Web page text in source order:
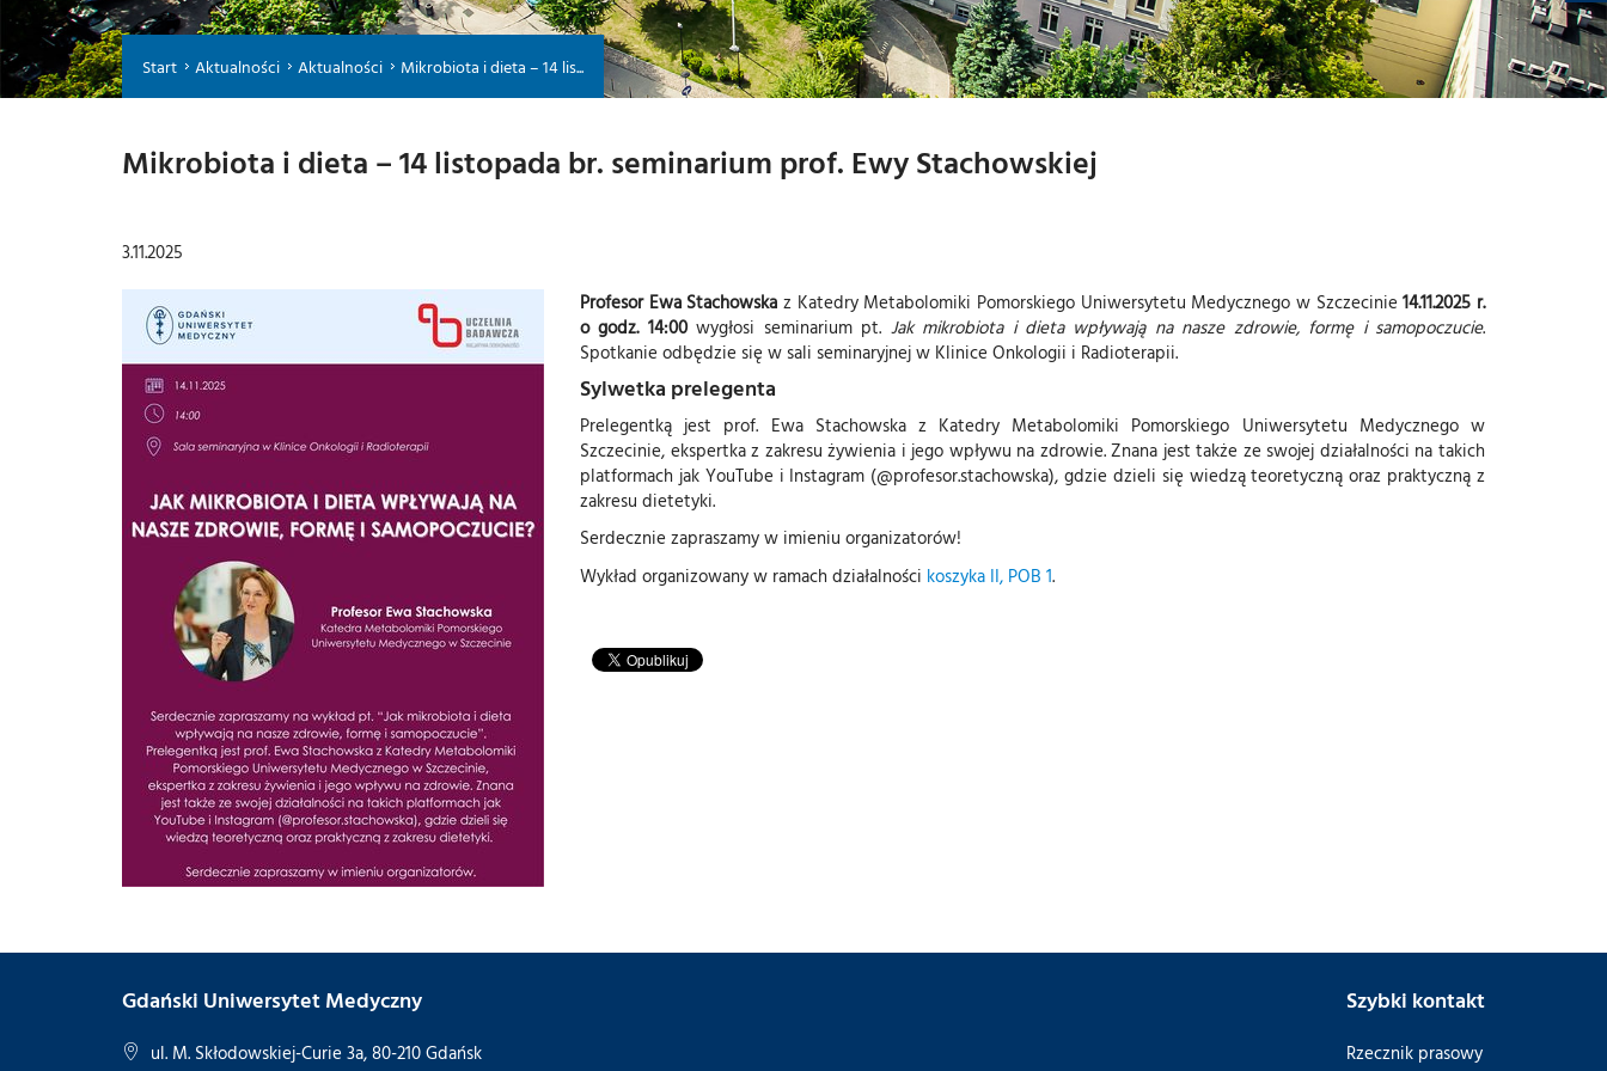
-
-
-
Start Aktualności Aktualności Mikrobiota i dieta – 14 lis...
Mikrobiota i dieta – 14 listopada br. seminarium prof. Ewy Stachowskiej
3.11.2025
Profesor Ewa Stachowska z Katedry Metabolomiki Pomorskiego Uniwersytetu Medycznego w Szczecinie14.11.2025 r.
o godz. 14:00wygłosi seminarium pt. Jak mikrobiota i dieta wpływają na nasze zdrowie, formę i samopoczucie.
Spotkanie odbędzie się w sali seminaryjnej w Klinice Onkologii i Radioterapii.
Sylwetka prelegenta
Prelegentką jest prof. Ewa Stachowska z Katedry Metabolomiki Pomorskiego Uniwersytetu Medycznego w
Szczecinie, ekspertka z zakresu żywienia i jego wpływu na zdrowie. Znana jest także ze swojej działalności na takich
platformach jak YouTube i Instagram (@profesor.stachowska), gdzie dzieli się wiedzą teoretyczną oraz praktyczną z
zakresu dietetyki.
Serdecznie zapraszamy w imieniu organizatorów!
Wykład organizowany w ramach działalności koszyka II, POB 1.
Gdański Uniwersytet Medyczny
ul. M. Skłodowskiej-Curie 3a, 80-210 Gdańsk
Szybki kontakt
Rzecznik prasowy